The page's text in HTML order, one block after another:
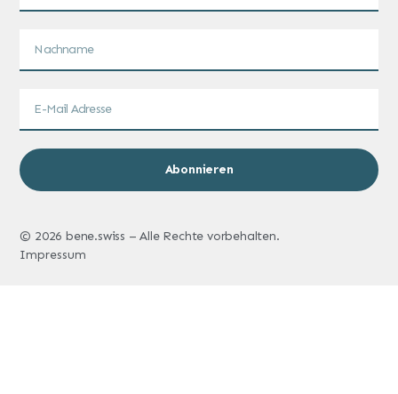
Abonnieren
© 2026 bene.swiss – Alle Rechte vorbehalten.
Impressum